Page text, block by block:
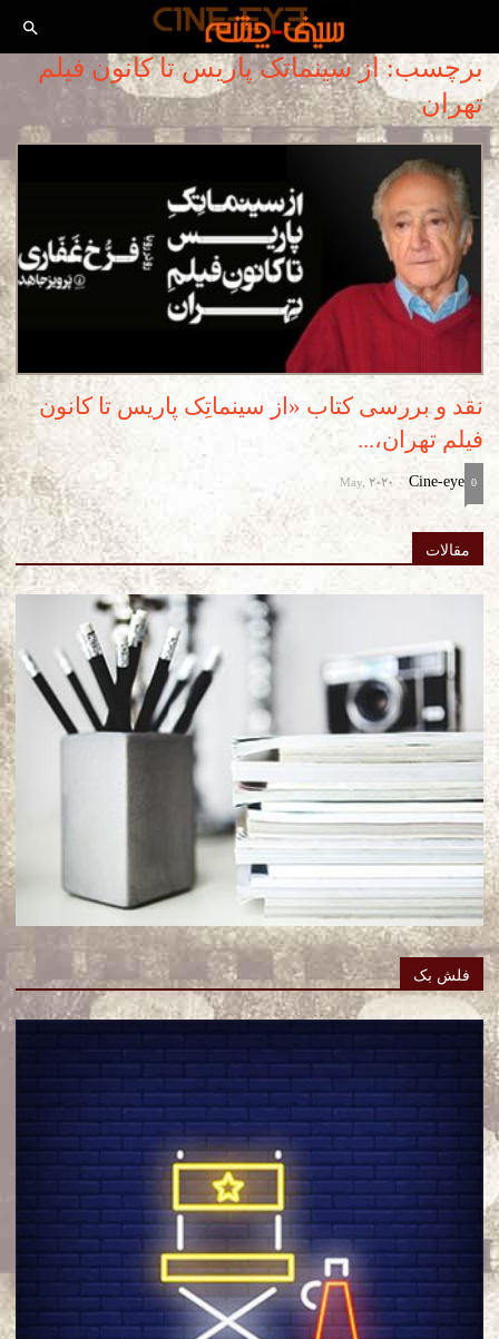
برچسب: از سینماتک پاریس تا کانون فیلم
تهران
نقد و بررسی کتاب «از سینماتِک پاریس تا کانون
فیلم تهران،...
Cine-eye
-
May, 2020 0
مقالات
فلش بک